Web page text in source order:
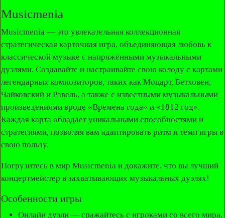
Musicmenia
Musicmenia — это увлекательная коллекционная
стратегическая карточная игра, объединяющая любовь к
классической музыке с напряжёнными музыкальными
дуэлями. Создавайте и настраивайте свою колоду с картами
легендарных композиторов, таких как Моцарт, Бетховен,
Чайковский и Равель, а также с известными музыкальными
произведениями вроде «Времена года» и «1812 год».
Каждая карта обладает уникальными способностями и
стратегиями, позволяя вам адаптировать ритм и темп игры в
свою пользу.
Погрузитесь в мир Musicmenia и докажите, что вы лучший
концертмейстер в захватывающих музыкальных дуэлях!
Особенности игры
Онлайн дуэли — сражайтесь с игроками со всего мира,